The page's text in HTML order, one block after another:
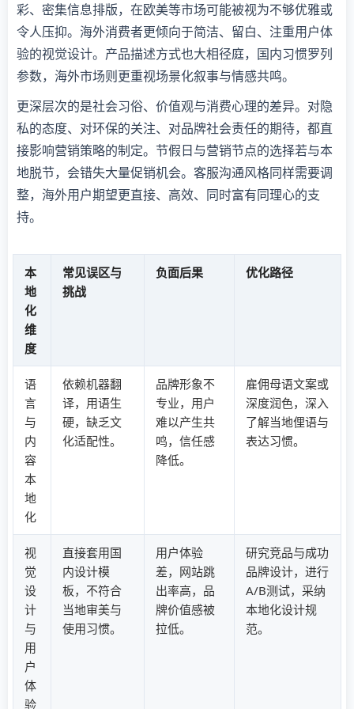
彩、密集信息排版，在欧美等市场可能被视为不够优雅或
令人压抑。海外消费者更倾向于简洁、留白、注重用户体
验的视觉设计。产品描述方式也大相径庭，国内习惯罗列
参数，海外市场则更重视场景化叙事与情感共鸣。
更深层次的是社会习俗、价值观与消费心理的差异。对隐
私的态度、对环保的关注、对品牌社会责任的期待，都直
接影响营销策略的制定。节假日与营销节点的选择若与本
地脱节，会错失大量促销机会。客服沟通风格同样需要调
整，海外用户期望更直接、高效、同时富有同理心的支
持。
本
地
化
维
度
常见误区与
挑战
负面后果 优化路径
语
言
与
内
容
本
地
化
依赖机器翻
译，用语生
硬，缺乏文
化适配性。
品牌形象不
专业，用户
难以产生共
鸣，信任感
降低。
雇佣母语文案或
深度润色，深入
了解当地俚语与
表达习惯。
视
觉
设
计
与
用
户
体
验
直接套用国
内设计模
板，不符合
当地审美与
使用习惯。
用户体验
差，网站跳
出率高，品
牌价值感被
拉低。
研究竞品与成功
品牌设计，进行
A/B测试，采纳
本地化设计规
范。